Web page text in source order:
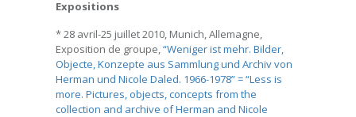
Expositions
* 28 avril-25 juillet 2010, Munich, Allemagne,
Exposition de groupe,“Weniger ist mehr. Bilder,
Objecte, Konzepte aus Sammlung und Archiv von
Herman und Nicole Daled. 1966-1978” = “Less is
more. Pictures, objects, concepts from the
collection and archive of Herman and Nicole